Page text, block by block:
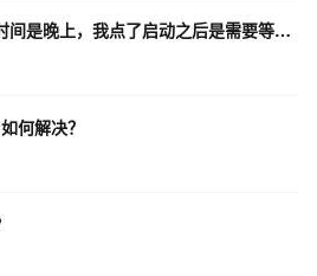
DataWorks设置得调度是时间是晚上，我点了启动之后是需要等到调度时间才会开始同步吗？
何解决？